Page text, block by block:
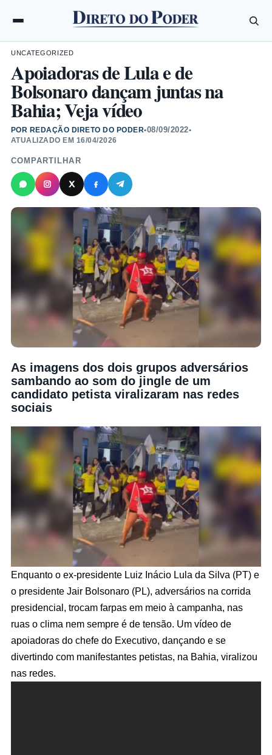
UNCATEGORIZED
Apoiadoras de Lula e de
Bolsonaro dançam juntas na
Bahia; Veja vídeo
POR REDAÇÃO DIRETO DO PODER•08/09/2022•
ATUALIZADO EM 16/04/2026
COMPARTILHAR
As imagens dos dois grupos adversários
sambando ao som do jingle de um
candidato petista viralizaram nas redes
sociais
Enquanto o ex-presidente Luiz Inácio Lula da Silva (PT) e
o presidente Jair Bolsonaro (PL), adversários na corrida
presidencial, trocam farpas em meio à campanha, nas
ruas o clima nem sempre é de tensão. Um vídeo de
apoiadoras do chefe do Executivo, dançando e se
divertindo com manifestantes petistas, na Bahia, viralizou
nas redes.